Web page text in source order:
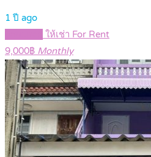
1 ปี ago
ให้เช่า For Rent
9,000฿ Monthly